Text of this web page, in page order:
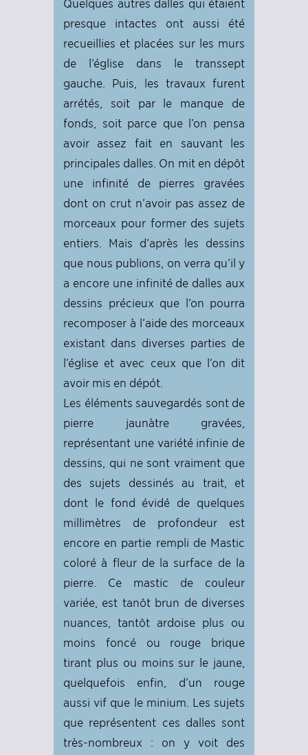
Quelques autres dalles qui étaient
presque intactes ont aussi été
recueillies et placées sur les murs
de l’église dans le transsept
gauche. Puis, les travaux furent
arrétés, soit par le manque de
fonds, soit parce que l’on pensa
avoir assez fait en sauvant les
principales dalles. On mit en dépôt
une infinité de pierres gravées
dont on crut n’avoir pas assez de
morceaux pour former des sujets
entiers. Mais d’après les dessins
que nous publions, on verra qu’il y
a encore une infinité de dalles aux
dessins précieux que l’on pourra
recomposer à l’aide des morceaux
existant dans diverses parties de
l’église et avec ceux que l’on dit
avoir mis en dépót.
Les éléments sauvegardés sont de
pierre jaunàtre gravées,
représentant une variété infinie de
dessins, qui ne sont vraiment que
des sujets dessinés au trait, et
dont le fond évidé de quelques
millimètres de profondeur est
encore en partie rempli de Mastic
coloré à fleur de la surface de la
pierre. Ce mastic de couleur
variée, est tanôt brun de diverses
nuances, tantôt ardoise plus ou
moins foncé ou rouge brique
tirant plus ou moins sur le jaune,
quelquefois enfin, d’un rouge
aussi vif que le minium. Les sujets
que représentent ces dalles sont
très-nombreux : on y voit des